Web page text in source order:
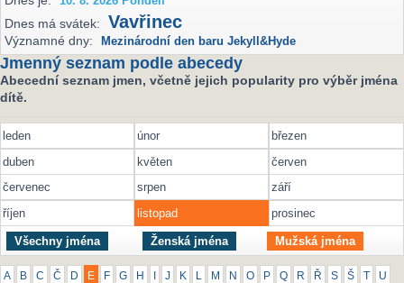
Dnes má svátek: Vavřinec
Významné dny: Mezinárodní den baru Jekyll&Hyde
Jmenný seznam podle abecedy
Abecední seznam jmen, včetně jejich popularity pro výběr jména
dítě.
leden únor
březen
duben
květen
červen
červenec
srpen
září
říjen
listopad prosinec
Všechny jména Ženská jména Mužská jména
A B C Č D E F G H J K M N O P Q R Ř S Š U